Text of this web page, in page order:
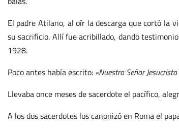
El padre Atilano, al oír la descarga que cortó la
su sacrificio. Allí fue acribillado, dando
1928.
Poco antes había escrito: «Nuestro Señor
Llevaba once meses de sacerdote el pacífico,
A los dos sacerdotes los canonizó en Roma el